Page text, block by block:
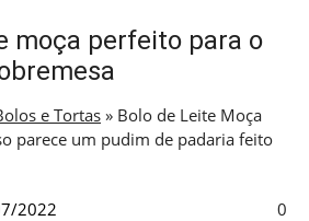
moça perfeito para o
e Tortas » Bolo de Leite Moça
parece um pudim de padaria feito
2022 0